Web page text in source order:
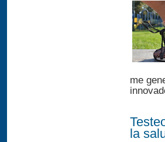
me
la